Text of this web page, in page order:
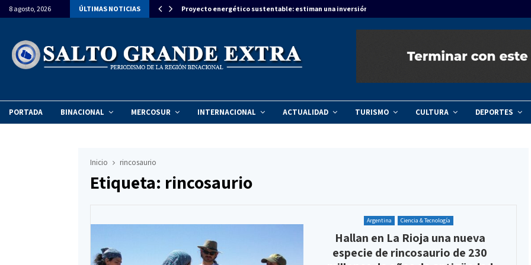
8 agosto, 2026 ÚLTIMAS NOTICIAS
inauguró la ampliación de Itasa… Proyecto energético sustentable: estiman una inversión de $270 millones para…
PORTADA BINACIONAL MERCOSUR INTERNACIONAL ACTUALIDAD TURISMO CULTURA DEPORTES
Inicio rincosaurio
Etiqueta: rincosaurio
Argentina Ciencia & Tecnología
Hallan en La Rioja una nueva
especie de rincosaurio de 230